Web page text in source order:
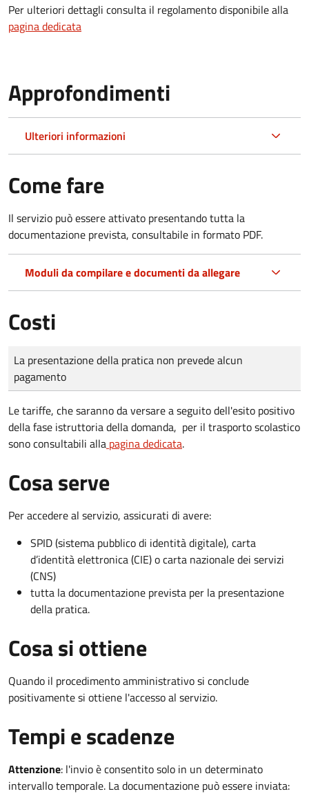
Per ulteriori dettagli consulta il regolamento disponibile alla
pagina dedicata
Approfondimenti
Ulteriori informazioni
Come fare
Il servizio può essere attivato presentando tutta la
documentazione prevista, consultabile in formato PDF.
Moduli da compilare e documenti da allegare
Costi
Tipo di pagamento
Importo
La presentazione della pratica non prevede alcun
pagamento
Le tariffe, che saranno da versare a seguito dell'esito positivo
della fase istruttoria della domanda, per il trasporto scolastico
sono consultabili alla pagina dedicata.
Cosa serve
Per accedere al servizio, assicurati di avere:
SPID (sistema pubblico di identità digitale), carta
d’identità elettronica (CIE) o carta nazionale dei servizi
(CNS)
tutta la documentazione prevista per la presentazione
della pratica.
Cosa si ottiene
Quando il procedimento amministrativo si conclude
positivamente si ottiene l'accesso al servizio.
Tempi e scadenze
Attenzione: l'invio è consentito solo in un determinato
intervallo temporale. La documentazione può essere inviata: